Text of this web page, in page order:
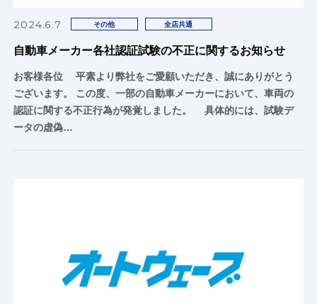
2024.6.7 その他 全店共通
自動車メーカー各社認証試験の不正に関するお知らせ
お客様各位 平素より弊社をご愛顧いただき、誠にありがとう
ございます。 この度、一部の自動車メーカーにおいて、車両の
認証に関する不正行為が発覚しました。 具体的には、試験デ
ータの虚偽…